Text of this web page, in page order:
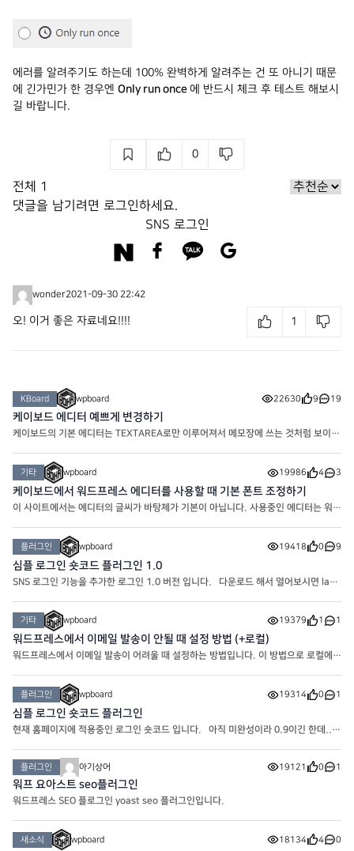
에러를 알려주기도 하는데 100% 완벽하게 알려주는 건 또 아니기 때문
에 긴가민가 한 경우엔 Only run once에 반드시 체크 후 테스트 해보시
길 바랍니다.
0
전체 1
댓글을 남기려면 로그인하세요.
SNS 로그인
wonder2021-09-30 22:42
1
오! 이거 좋은 자료네요!!!!
KBoard wpboard 22630 9 19
케이보드 에디터 예쁘게 변경하기
케이보드의 기본 에디터는 TEXTAREA로만 이루어져서 메모장에 쓰는 것처럼 보이기
재 워프보드의 게시판의 글쓰기 에디터는 위의 모양으로
기타 wpboard 19986 4 3
케이보드에서 워드프레스 에디터를 사용할 때 기본 폰트 조정하기
이 사이트에서는 에디터의 글씨가 바탕체가 기본이 아닙니다. 사용중인 에디터는 워드
습니다. 에디터의 폰트가 마음에 안들어서 썸머노트
플러그인 wpboard 19418 0 9
심플 로그인 숏코드 플러그인 1.0
SNS 로그인 기능을 추가한 로그인 1.0 버전 입니다. 다운로드 해서 열어보시면 layo
이아웃 입니다. 같은 폴더에 CSS에 원하시는 대로 코드를 적용
기타 wpboard 19379 1 1
워드프레스에서 이메일 발송이 안될 때 설정 방법 (+로컬)
워드프레스에서 이메일 발송이 어려울 때 설정하는 방법입니다. 이 방법으로 로컬에서
주세요. 설치하시면 최초로 나오는 화면 제일 아래에 SKIP을 누
플러그인 wpboard 19314 0 1
심플 로그인 숏코드 플러그인
현재 홈페이지에 적용중인 로그인 숏코드 입니다. 아직 미완성이라 0.9이긴 한데..
Logged out은 로그인 전 레이아웃이고 Logged in은 로그
플러그인 아기상어 19121 0 1
워프 요아스트 seo플러그인
워드프레스 SEO 플로그인 yoast seo 플러그인입니다.
새소식 wpboard 18134 4 0